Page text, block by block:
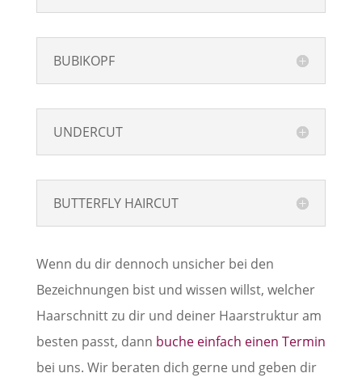
BUBIKOPF
UNDERCUT
BUTTERFLY HAIRCUT
Wenn du dir dennoch unsicher bei den
Bezeichnungen bist und wissen willst, welcher
Haarschnitt zu dir und deiner Haarstruktur am
besten passt, dann buche einfach einen Termin
bei uns. Wir beraten dich gerne und geben dir